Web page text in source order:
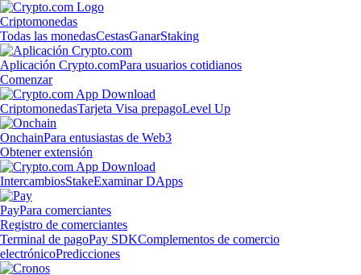
Criptomonedas
Todas las monedasCestasGanarStaking
Aplicación Crypto.comPara usuarios cotidianos
Comenzar
CriptomonedasTarjeta Visa prepagoLevel Up
OnchainPara entusiastas de Web3
Obtener extensión
IntercambiosStakeExaminar DApps
PayPara comerciantes
Registro de comerciantes
Terminal de pagoPay SDKComplementos de comercio
electrónicoPredicciones